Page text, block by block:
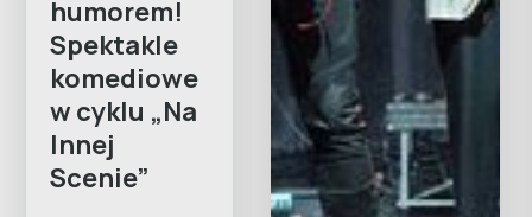
humorem!
Spektakle
komediowe
w cyklu „Na
Innej
Scenie”